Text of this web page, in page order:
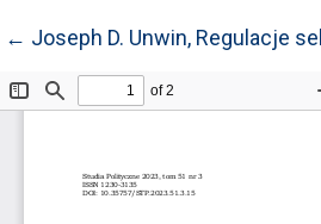
← Wróć do szczegółów artykułu
Joseph D. Unwin, Regulacje